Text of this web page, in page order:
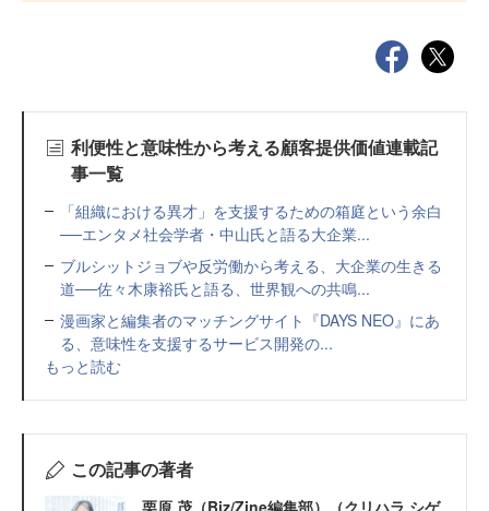
利便性と意味性から考える顧客提供価値連載記
事一覧
「組織における異才」を支援するための箱庭という余白
──エンタメ社会学者・中山氏と語る大企業...
ブルシットジョブや反労働から考える、大企業の生きる
道──佐々木康裕氏と語る、世界観への共鳴...
漫画家と編集者のマッチングサイト『DAYS NEO』にあ
る、意味性を支援するサービス開発の...
もっと読む
この記事の著者
栗原 茂（Biz/Zine編集部）（クリハラ シゲ